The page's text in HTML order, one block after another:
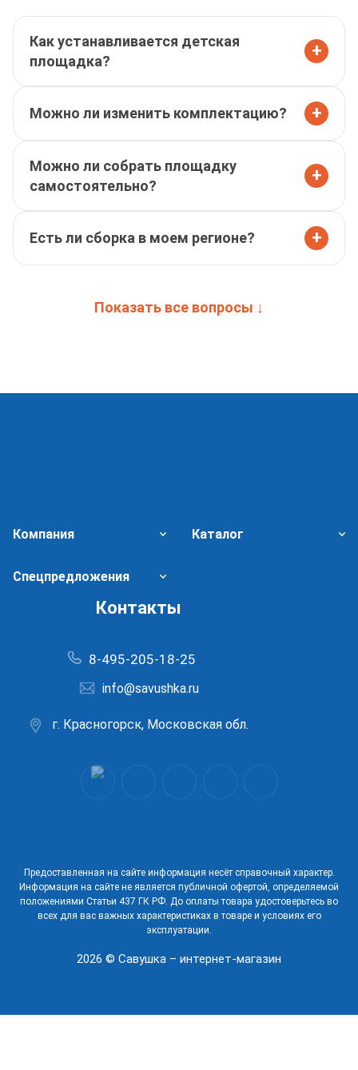
Как устанавливается детская
площадка?
+
Можно ли изменить комплектацию? +
Можно ли собрать площадку
самостоятельно?
+
Есть ли сборка в моем регионе? +
Показать все вопросы ↓
Компания Каталог
Спецпредложения
Контакты
8-495-205-18-25
info@savushka.ru
г. Красногорск, Московская обл.
Предоставленная на сайте информация несёт справочный характер.
Информация на сайте не является публичной офертой, определяемой
положениями Статьи 437 ГК РФ. До оплаты товара удостоверьтесь во
всех для вас важных характеристиках в товаре и условиях его
эксплуатации.
2026 © Савушка – интернет-магазин